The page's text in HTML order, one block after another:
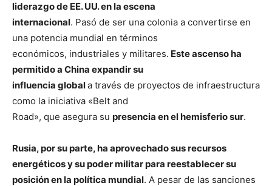
liderazgo de EE. UU. en la escena
internacional. Pasó de ser una colonia a convertirse en
una potencia mundial en términos
económicos, industriales y militares. Este ascenso ha
permitido a China expandir su
influencia globala través de proyectos de infraestructura
como la iniciativa «Belt and
Road», que asegura su presencia en el hemisferio sur.
Rusia, por su parte, ha aprovechado sus recursos
energéticos y su poder militar para reestablecer su
posición en la política mundial. A pesar de las sanciones